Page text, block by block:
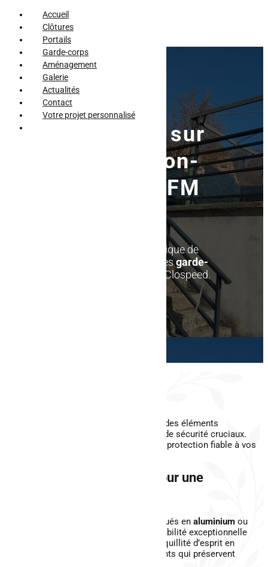
Garde-corps sur
mesure à Raon-
l’Étape par AFM
Assurez la sécurité et l'esthétique de
votre espace extérieur avec lesgarde-
d'AFM Clospeed.
Les garde-corps ne sont pas seulement des éléments
esthétiques, mais aussi des dispositifs de sécurité cruciaux.
Évitez les risques de chute et offrez une protection fiable à vos
Des matériaux de qualité pour une
Nos garde-corps sur mesure sont fabriqués en aluminium ou
de haute qualité, assurant une durabilité exceptionnelle
face aux intempéries. Optez pour la tranquillité d’esprit en
investissant dans des matériaux résistants qui préservent
Accueil
Clôtures
Portails
Garde-corps
Aménagement
Galerie
Actualités
Contact
Votre projet personnalisé